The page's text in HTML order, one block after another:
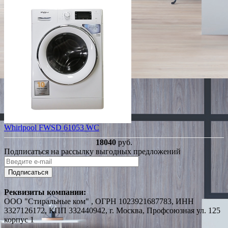
Whirlpool FWSD 61053 WC
18040 руб.
Подписаться на рассылку выгодных предложений
Подписаться
Реквизиты компании:
ООО "Стиральные ком" , ОГРН 1023921687783, ИНН
3327126172, КПП 332440942, г. Москва, Профсоюзная ул. 125
корпус 1